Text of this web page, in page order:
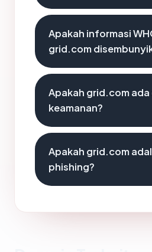
Apakah informasi
grid.com
Apakah grid.com
keamanan?
Apakah grid.com
phishing?